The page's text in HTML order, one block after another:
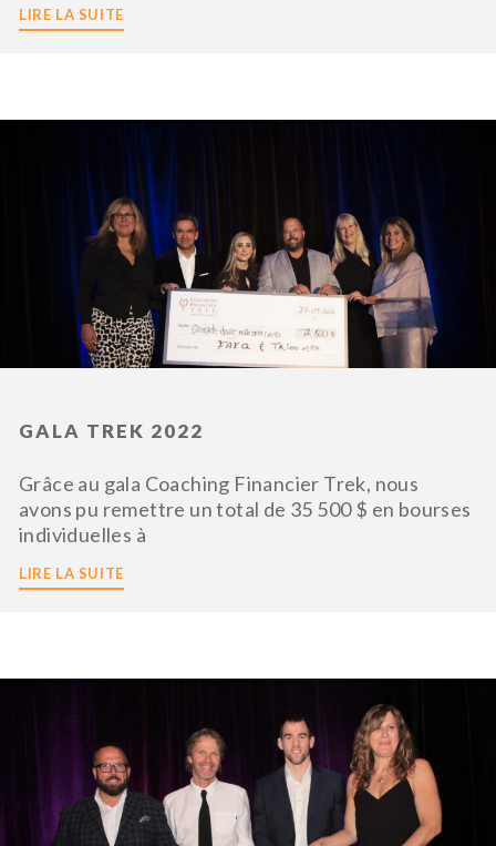
LIRE LA SUITE
GALA TREK 2022
Grâce au gala Coaching Financier Trek, nous
avons pu remettre un total de 35 500 $ en bourses
individuelles à
LIRE LA SUITE